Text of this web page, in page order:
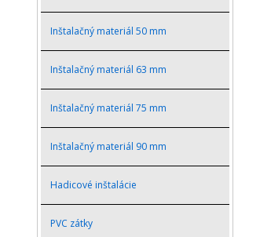
Inštalačný materiál 50 mm
Inštalačný materiál 63 mm
Inštalačný materiál 75 mm
Inštalačný materiál 90 mm
Hadicové inštalácie
PVC zátky